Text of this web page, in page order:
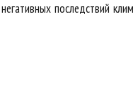
последствий